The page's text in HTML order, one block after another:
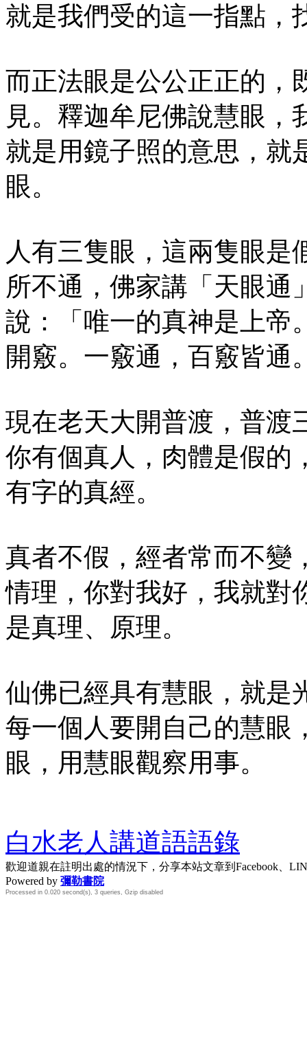
就是我們受的這一指點，
而正法眼是公公正正的，
見。釋迦牟尼佛說慧眼
就是用鏡子照的意思，就
眼。
人有三隻眼，這兩隻眼是
所不通，佛家講「天眼通
說：「唯一的真神是上
開竅。一竅通，百竅皆通
現在老天大開普渡，普渡
你有個真人，肉體是假的
有字的真經。
真者不假，經者常而不變
情理，你對我好，我就對
是真理、原理。
仙佛已經具有慧眼，就是
每一個人要開自己的慧眼
眼，用慧眼觀察用事。
白水老人講道語語錄
歡迎道親在註明出處的情況下，分享本站文章到Facebook、
Powered by 彌勒書院
Processed in 0.020 second(s), 3 queries, Gzip disabled